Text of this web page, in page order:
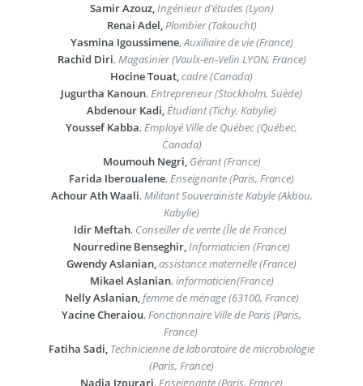
Samir Azouz,Ingénieur d’études (Lyon)
Renai Adel,Plombier (Takoucht)
Yasmina Igoussimene,Auxiliaire de vie (France)
Rachid Diri, Magasinier (Vaulx-en-Velin LYON, France)
Hocine Touat,cadre (Canada)
Jugurtha Kanoun, Entrepreneur (Stockholm, Suède)
Abdenour Kadi,Étudiant (Tichy, Kabylie)
Youssef Kabba, Employé Ville de Québec (Québec,
Canada)
Moumouh Negri, Gérant (France)
Farida Iberoualene, Enseignante (Paris, France)
Achour Ath Waali, Militant Souverainiste Kabyle (Akbou,
Kabylie)
Idir Meftah, Conseiller de vente (Île de France)
Nourredine Benseghir,Informaticien (France)
Gwendy Aslanian,assistance maternelle (France)
Mikael Aslanian, informaticien(France)
Nelly Aslanian,femme de ménage (63100, France)
Yacine Cheraiou, Fonctionnaire Ville de Paris (Paris,
France)
Fatiha Sadi, Technicienne de laboratoire de microbiologie
(Paris, France)